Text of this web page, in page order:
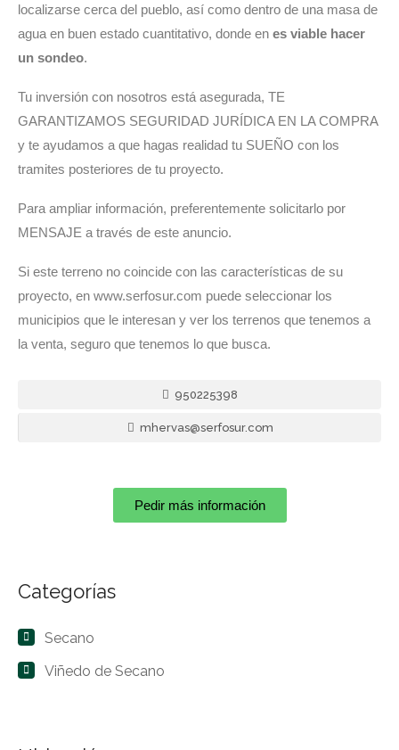
localizarse cerca del pueblo, así como dentro de una masa de
agua en buen estado cuantitativo, donde en es viable hacer
un sondeo.
Tu inversión con nosotros está asegurada, TE
GARANTIZAMOS SEGURIDAD JURÍDICA EN LA COMPRA
y te ayudamos a que hagas realidad tu SUEÑO con los
tramites posteriores de tu proyecto.
Para ampliar información, preferentemente solicitarlo por
MENSAJE a través de este anuncio.
Si este terreno no coincide con las características de su
proyecto, en www.serfosur.com puede seleccionar los
municipios que le interesan y ver los terrenos que tenemos a
la venta, seguro que tenemos lo que busca.
950225398
mhervas@serfosur.com
Pedir más información
Categorías
Secano
Viñedo de Secano